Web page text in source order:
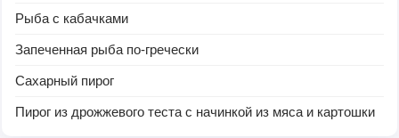
Рыба с кабачками
Запеченная рыба по-гречески
Сахарный пирог
Пирог из дрожжевого теста с начинкой из мяса и картошки